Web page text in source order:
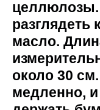
разглядеть
масло.
около 30
медленно,